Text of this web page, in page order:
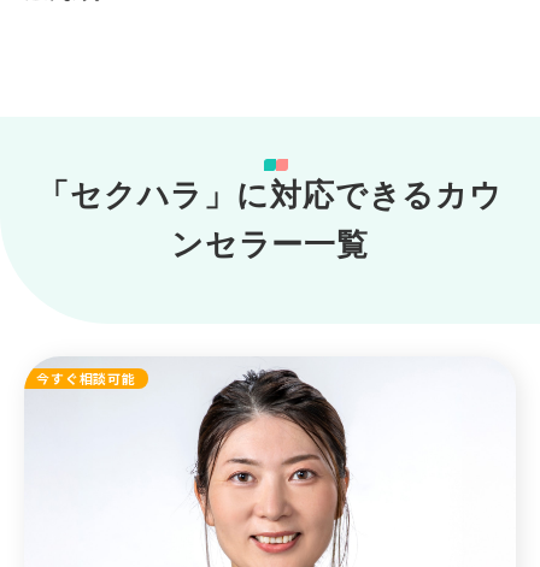
「セクハラ」に対応できるカウ
ンセラー一覧
今すぐ相談可能